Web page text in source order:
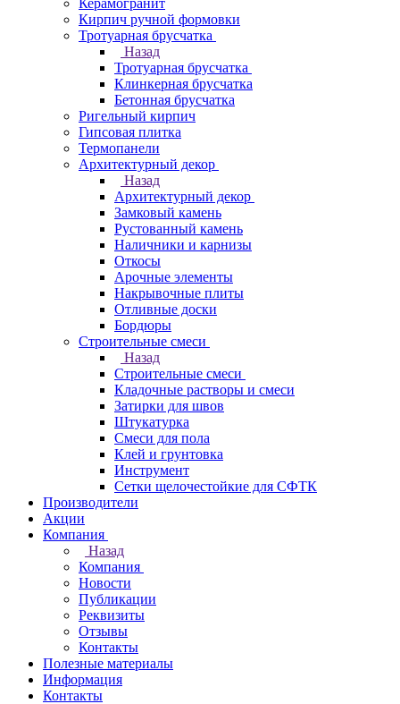
Керамогранит
Кирпич ручной формовки
Тротуарная брусчатка
Назад
Тротуарная брусчатка
Клинкерная брусчатка
Бетонная брусчатка
Ригельный кирпич
Гипсовая плитка
Термопанели
Архитектурный декор
Назад
Архитектурный декор
Замковый камень
Рустованный камень
Наличники и карнизы
Откосы
Арочные элементы
Накрывочные плиты
Отливные доски
Бордюры
Строительные смеси
Назад
Строительные смеси
Кладочные растворы и смеси
Затирки для швов
Штукатурка
Смеси для пола
Клей и грунтовка
Инструмент
Сетки щелочестойкие для СФТК
Производители
Акции
Компания
Назад
Компания
Новости
Публикации
Реквизиты
Отзывы
Контакты
Полезные материалы
Информация
Контакты